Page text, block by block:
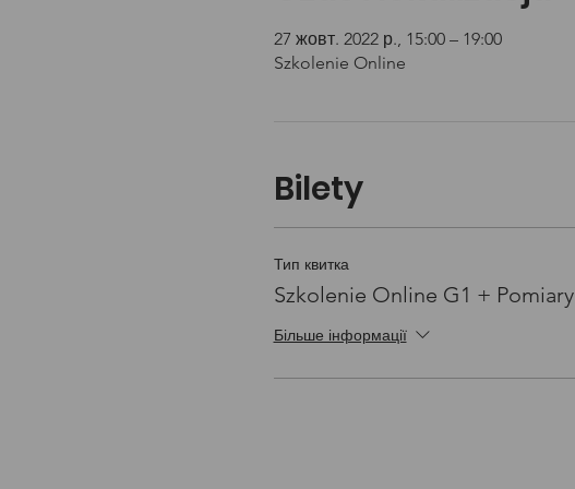
27 жовт. 2022 р., 15:00 – 19:00
Szkolenie Online
Bilety
Тип квитка
Szkolenie Online G1 + Pomiary
Більше інформації